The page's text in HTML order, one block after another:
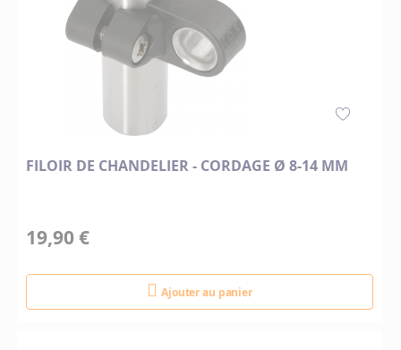
FILOIR DE CHANDELIER - CORDAGE Ø 8-14 MM
19,90 €
Ajouter au panier